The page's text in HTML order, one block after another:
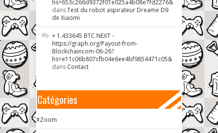
hs=653c266d9372f01e025a4b08e7fd2276&
dansTest du robot aspirateur Dreame D9
de Xiaomi
+ 1.433645 BTC.NEXT -
https://graph.org/Payout-from-
Blockchaincom-06-26?
hs=e11c06b807cfb04e6ee4bf9854471c05&
dans Contact
Catégories
#Zoom